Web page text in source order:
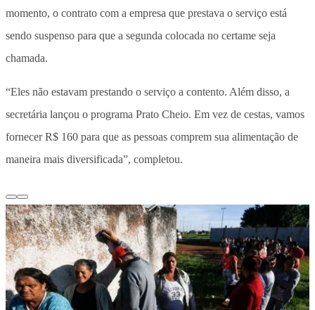
momento, o contrato com a empresa que prestava o serviço está
sendo suspenso para que a segunda colocada no certame seja
chamada.
“Eles não estavam prestando o serviço a contento. Além disso, a
secretária lançou o programa Prato Cheio. Em vez de cestas, vamos
fornecer R$ 160 para que as pessoas comprem sua alimentação de
maneira mais diversificada”, completou.